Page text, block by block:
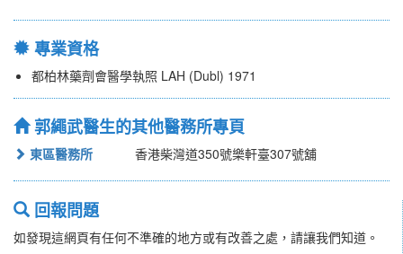
專業資格
都柏林藥劑會醫學執照 LAH (Dubl) 1971
郭繩武醫生的其他醫務所專頁
東區醫務所 香港柴灣道350號樂軒臺307號舖
回報問題
如發現這網頁有任何不準確的地方或有改善之處，請讓我們知道。